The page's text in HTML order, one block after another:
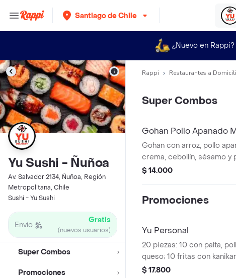
Santiago de Chile
¿Nuevo en Rappi?
Yu Sushi - Ñuñoa
Av. Salvador 2134, Ñuñoa, Región
Metropolitana, Chile
Sushi - Yu Sushi
Envío Gratis
(nuevos usuarios)
Super Combos
Promociones
Rappi Restaurantes a
Super Combos
Gohan Pollo Apanado
Gohan con arroz, pollo
crema, cebollín, sésamo y
bebida.
$ 14.000
Promociones
Yu Personal
20 piezas: 10 con palta,
queso; 10 fritas con
cebollín.
$ 17.800